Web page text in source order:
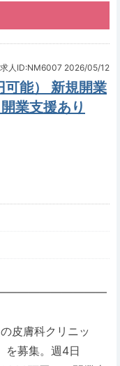
求人ID:NM6007 2026/05/12
能） 新規開業
業支援あり
皮膚科クリニッ
を募集。週4日